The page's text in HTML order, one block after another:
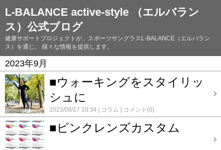
L-BALANCE active-style （エルバラン
ス）公式ブログ
健康サポートプロジェクトが、スポーツサングラスL-BALANCE（エルバラン
ス）を通じ、 様々な情報を提供します。
2023年9月
■ウォーキングをスタイリッ
シュに
2023/09/17 10:34 コラム コメント(0)
■ピンクレンズカスタム